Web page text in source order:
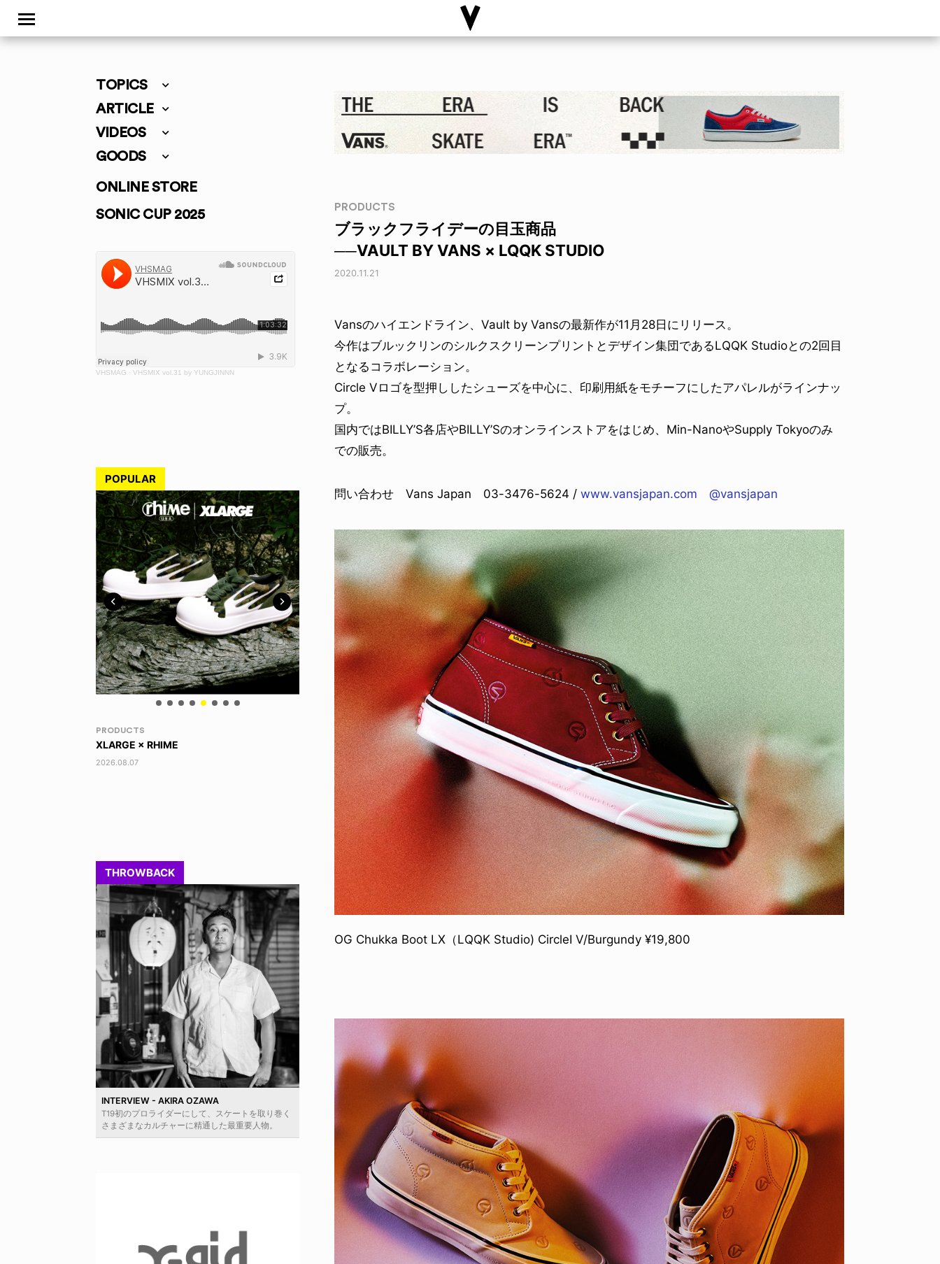
TOPICS
ARTICLE
VIDEOS
GOODS
ONLINE STORE
SONIC CUP 2025
VHSMAG · VHSMIX vol.31 by YUNGJINNN
POPULAR
RANDOM
DINOSAUR JR.
2026.08.06
VOICE OF FREEDOM
TONY ALVA (ENGLISH)
2026.08.07
VOICE OF FREEDOM
AKIRA OZAWA / 尾澤 彰
2021.09.02
ID
IZURU NAGAHARA / 永原依弦
2026.08.05
THROWBACK
INTERVIEW - AKIRA OZAWA
T19初のプロライダーにして、スケートを取り巻く
さまざまなカルチャーに精通した最重要人物。
PRODUCTS
ブラックフライデーの目玉商品
──VAULT BY VANS × LQQK STUDIO
2020.11.21
Vansのハイエンドライン、Vault by Vansの最新作が11月28日にリリース。
今作はブルックリンのシルクスクリーンプリントとデザイン集団であるLQQK Studioとの2回目
となるコラボレーション。
Circle Vロゴを型押ししたシューズを中心に、印刷用紙をモチーフにしたアパレルがラインナッ
プ。
国内ではBILLY’S各店やBILLY’Sのオンラインストアをはじめ、Min-NanoやSupply Tokyoのみ
での販売。
問い合わせ Vans Japan 03-3476-5624 / www.vansjapan.com @vansjapan
OG Chukka Boot LX（LQQK Studio) CircleI V/Burgundy ¥19,800